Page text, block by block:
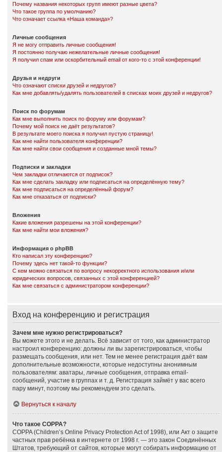
Почему названия некоторых групп имеют разные цвета?
Что такое группа по умолчанию?
Что означает ссылка «Наша команда»?
Личные сообщения
Я не могу отправить личные сообщения!
Я постоянно получаю нежелательные личные сообщения!
Я получил спам или оскорбительный email от кого-то с этой конференции!
Друзья и недруги
Что означают списки друзей и недругов?
Как мне добавлять/удалять пользователей в списках моих друзей и недругов?
Поиск по форумам
Как мне выполнить поиск по форуму или форумам?
Почему мой поиск не даёт результатов?
В результате моего поиска я получил пустую страницу!
Как мне найти пользователя конференции?
Как мне найти свои сообщения и созданные мной темы?
Подписки и закладки
Чем закладки отличаются от подписок?
Как мне сделать закладку или подписаться на определённую тему?
Как мне подписаться на определённый форум?
Как мне отказаться от подписки?
Вложения
Какие вложения разрешены на этой конференции?
Как мне найти мои вложения?
Информация о phpBB
Кто написал эту конференцию?
Почему здесь нет такой-то функции?
С кем можно связаться по вопросу некорректного использования и/или
юридических вопросов, связанных с этой конференцией?
Как мне связаться с администратором конференции?
Вход на конференцию и регистрация
Зачем мне нужно регистрироваться?
Вы можете этого и не делать. Всё зависит от того, как администратор
настроил конференцию: должны ли вы зарегистрироваться, чтобы
размещать сообщения, или нет. Тем не менее регистрация даёт вам
дополнительные возможности, которые недоступны анонимным
пользователям: аватары, личные сообщения, отправка email-
сообщений, участие в группах и т. д. Регистрация займёт у вас всего
пару минут, поэтому мы рекомендуем это сделать.
Вернуться к началу
Что такое COPPA?
COPPA (Children’s Online Privacy Protection Act of 1998), или Акт о защите
частных прав ребёнка в интернете от 1998 г. — это закон Соединённых
Штатов, требующий от сайтов, которые могут собирать информацию от